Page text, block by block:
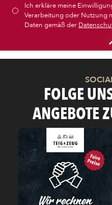
PASTA
BURGER
VEGI/
Ich erkläre meine
Verarbeitung oder Nutzung
Daten gemäß der
FOLGE
ANGEBOTE